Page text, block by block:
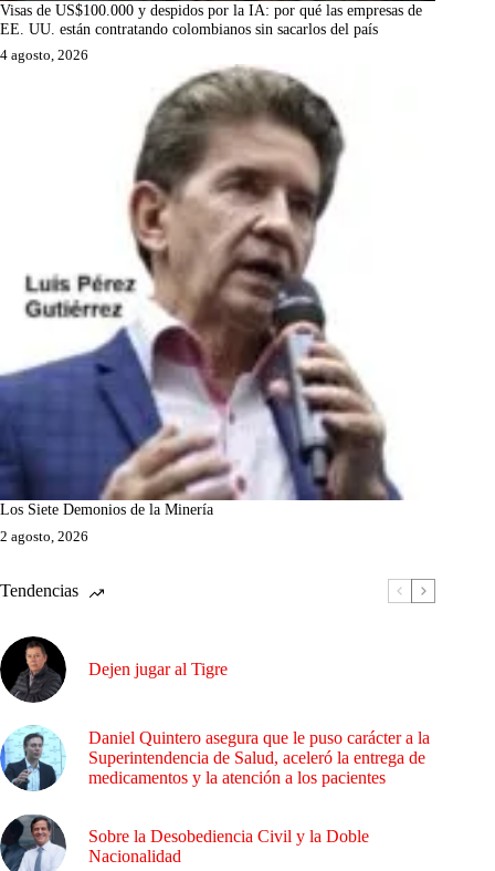
Visas de US$100.000 y despidos por la IA: por qué las empresas de
EE. UU. están contratando colombianos sin sacarlos del país
4 agosto, 2026
Los Siete Demonios de la Minería
2 agosto, 2026
Tendencias
Dejen jugar al Tigre
Daniel Quintero asegura que le puso carácter a la
Superintendencia de Salud, aceleró la entrega de
medicamentos y la atención a los pacientes
Sobre la Desobediencia Civil y la Doble
Nacionalidad